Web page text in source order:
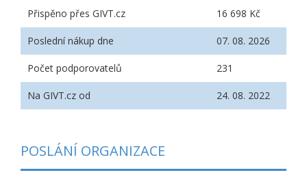
Přispěno přes GIVT.cz 16 698 Kč
Poslední nákup dne 07. 08. 2026
Počet podporovatelů 231
Na GIVT.cz od 24. 08. 2022
POSLÁNÍ ORGANIZACE